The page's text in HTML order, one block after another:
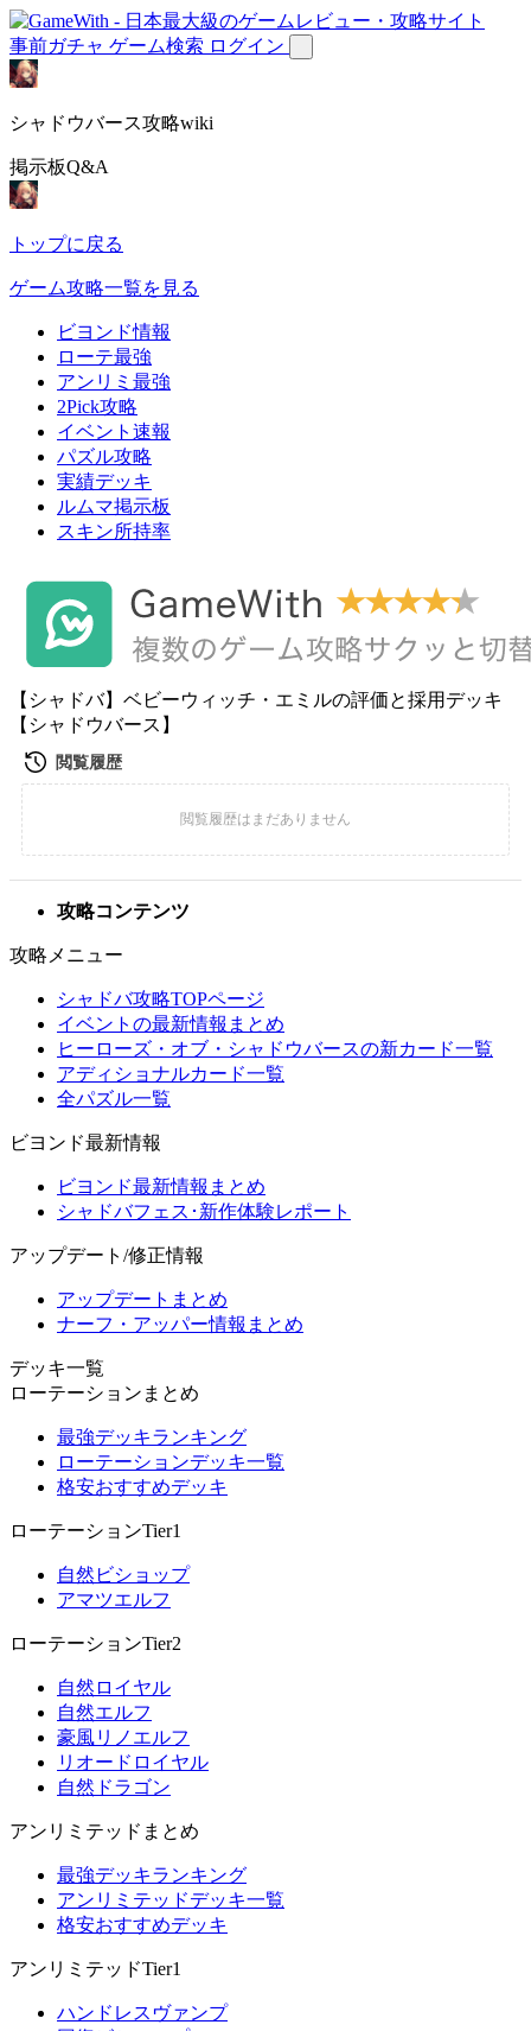
事前ガチャ ゲーム検索 ログイン
シャドウバース攻略wiki
掲示板Q&A
トップに戻る
ゲーム攻略一覧を見る
ビヨンド情報
ローテ最強
アンリミ最強
2Pick攻略
イベント速報
パズル攻略
実績デッキ
ルムマ掲示板
スキン所持率
【シャドバ】ベビーウィッチ・エミルの評価と採用デッキ
【シャドウバース】
攻略コンテンツ
攻略メニュー
シャドバ攻略TOPページ
イベントの最新情報まとめ
ヒーローズ・オブ・シャドウバースの新カード一覧
アディショナルカード一覧
全パズル一覧
ビヨンド最新情報
ビヨンド最新情報まとめ
シャドバフェス･新作体験レポート
アップデート/修正情報
アップデートまとめ
ナーフ・アッパー情報まとめ
デッキ一覧
ローテーションまとめ
最強デッキランキング
ローテーションデッキ一覧
格安おすすめデッキ
ローテーションTier1
自然ビショップ
アマツエルフ
ローテーションTier2
自然ロイヤル
自然エルフ
豪風リノエルフ
リオードロイヤル
自然ドラゴン
アンリミテッドまとめ
最強デッキランキング
アンリミテッドデッキ一覧
格安おすすめデッキ
アンリミテッドTier1
ハンドレスヴァンプ